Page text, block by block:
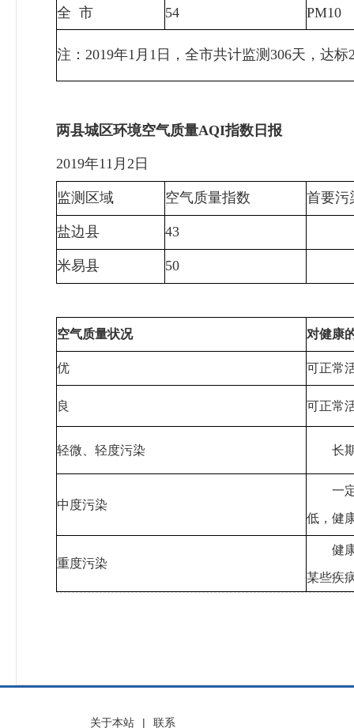
全 市 54 PM10
注：2019年1月1日，全市共计监测306天，达标
两县城区环境空气质量AQI指数日报
2019年11月2日
监测区域 空气质量指数 首要污
盐边县 43
米易县 50
空气质量状况 对健康
优 可正常
良 可正常
轻微、轻度污染 长期
中度污染
一定
低，健
重度污染
健康
某些疾
关于本站 | 联系